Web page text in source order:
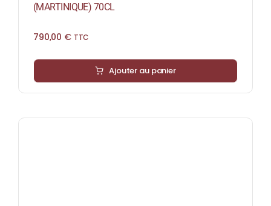
(MARTINIQUE) 70CL
790,00 € TTC
Ajouter au panier